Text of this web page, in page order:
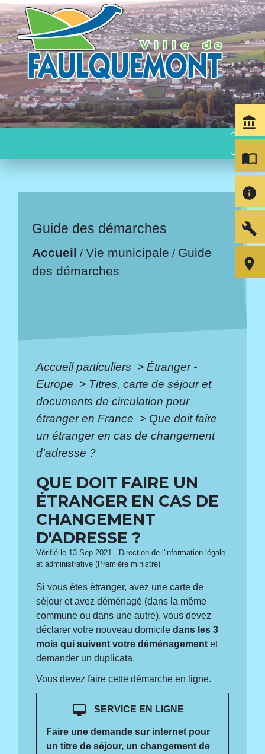
menu
Guide des démarches
Accueil /Vie municipale / Guide
des démarches
Accueil particuliers > Étranger -
Europe > Titres, carte de séjour et
documents de circulation pour
étranger en France > Que doit faire
un étranger en cas de changement
d'adresse ?
QUE DOIT FAIRE UN
ÉTRANGER EN CAS DE
CHANGEMENT
D'ADRESSE ?
Vérifié le 13 Sep 2021 - Direction de l'information légale
et administrative (Première ministre)
Si vous êtes étranger, avez une carte de
séjour et avez déménagé (dans la même
commune ou dans une autre), vous devez
déclarer votre nouveau domiciledans les 3
mois qui suivent votre déménagement et
demander un duplicata.
Vous devez faire cette démarche en ligne.
desktop_mac SERVICE EN LIGNE
Faire une demande sur internet pour
un titre de séjour, un changement de
account_balance
import_contacts
info
build
room